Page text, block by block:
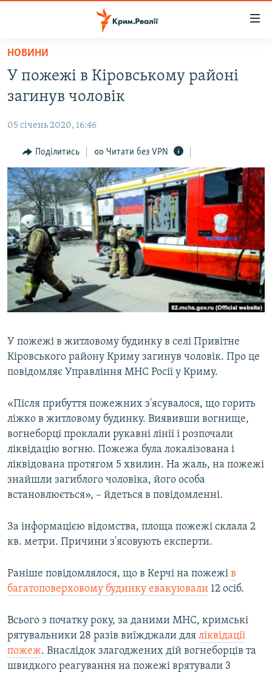
Перейти
основного
матеріалу
до
навігації
Перейти
до
пошуку
ВІДЕО ТА ФОТО
ПОЛІТИКА
БЛОГИ
ПОГЛЯД
ІНТЕРВ'Ю
ВСЕ ЗА ДЕНЬ
СПЕЦПРОЕКТИ
ДЕПОРТАЦІЯ
ВІДЕОУРОКИ «ELIFBE»
СВІДЧЕННЯ ОКУПАЦІЇ
ЯК ОБІЙТИ БЛОКУВАННЯ
Русский
Qırımtatar
Усі сайти RFE/RL
НОВИНИ
У пожежі в Кіровському районі
загинув чоловік
05 січень 2020, 16:46
Поділитись Читати без VPN
У пожежі в житловому будинку в селі Привітне
Кіровського району Криму загинув чоловік. Про це
повідомляє Управління МНС Росії у Криму.
«Після прибуття пожежних з'ясувалося, що горить
ліжко в житловому будинку. Виявивши вогнище,
вогнеборці проклали рукавні лінії і розпочали
ліквідацію вогню. Пожежа була локалізована і
ліквідована протягом 5 хвилин. На жаль, на пожежі
знайшли загиблого чоловіка, його особа
встановлюється», – йдеться в повідомленні.
За інформацією відомства, площа пожежі склала 2
кв. метри. Причини з'ясовують експерти.
Раніше повідомлялося, що в Керчі на пожежі в
багатоповерховому будинку евакуювали 12 осіб.
Всього з початку року, за даними МНС, кримські
рятувальники 28 разів виїжджали для ліквідації
пожеж. Внаслідок злагоджених дій вогнеборців та
швидкого реагування на пожежі врятували 3